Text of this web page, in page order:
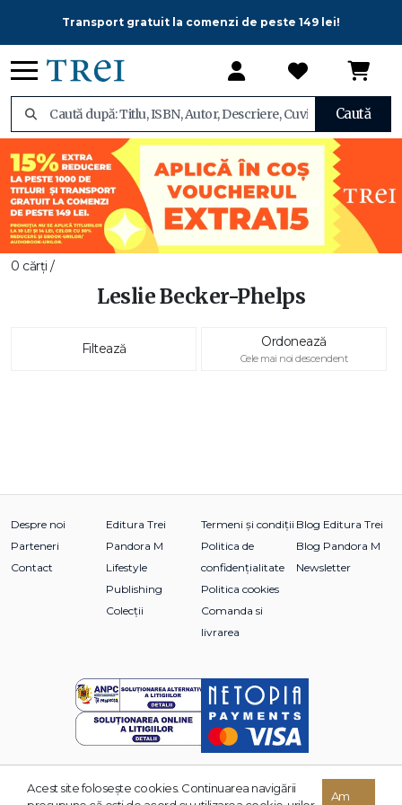
Transport gratuit la comenzi de peste 149 lei!
Caută
0 cărți /
Leslie Becker-Phelps
Filtează Ordonează
Cele mai noi descendent
Despre noi
Parteneri
Contact
Editura Trei
Pandora M
Lifestyle
Publishing
Colecții
Termeni și condiții
Politica de
confidențialitate
Politica cookies
Comanda si
livrarea
Blog Editura Trei
Blog Pandora M
Newsletter
© 2026 Grupul Editorial TREI. Toate drepturile rezervate.
Acest site foloseşte cookies. Continuarea navigării
Am